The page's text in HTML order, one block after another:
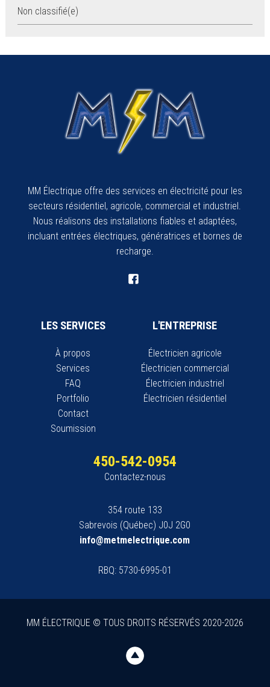
Non classifié(e)
MM Électrique offre des services en électricité pour les
secteurs résidentiel, agricole, commercial et industriel.
Nous réalisons des installations fiables et adaptées,
incluant entrées électriques, génératrices et bornes de
recharge.
LES SERVICES
À propos
Services
FAQ
Portfolio
Contact
Soumission
L'ENTREPRISE
Électricien agricole
Électricien commercial
Électricien industriel
Électricien résidentiel
450-542-0954
Contactez-nous
354 route 133
Sabrevois (Québec) J0J 2G0
info@metmelectrique.com
RBQ: 5730-6995-01
MM ÉLECTRIQUE © TOUS DROITS RÉSERVÉS 2020-2026